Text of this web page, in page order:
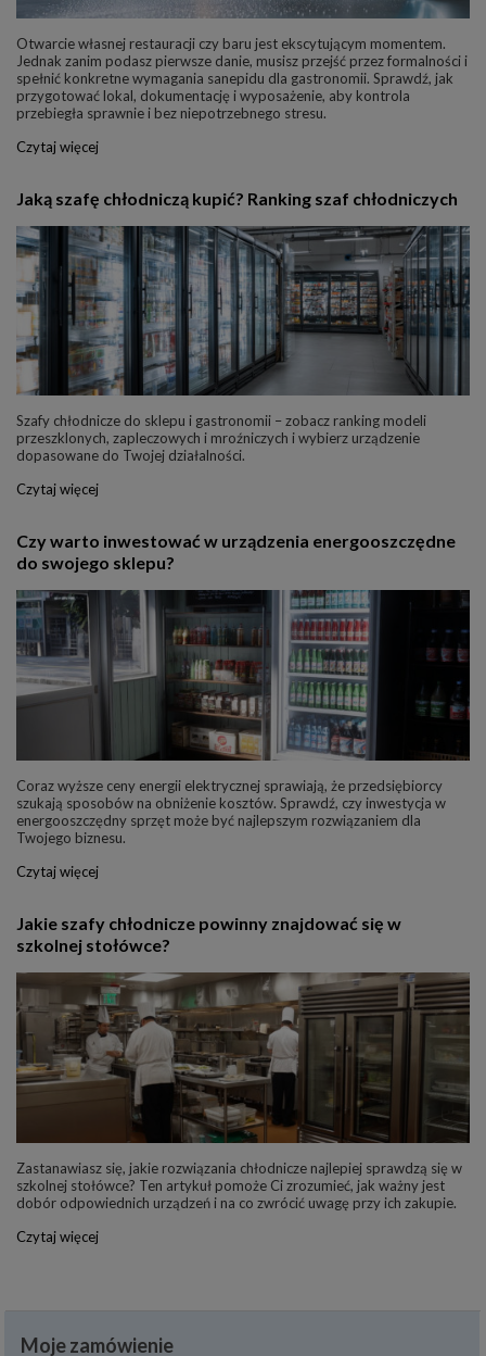
Otwarcie własnej restauracji czy baru jest ekscytującym momentem.
Jednak zanim podasz pierwsze danie, musisz przejść przez formalności i
spełnić konkretne wymagania sanepidu dla gastronomii. Sprawdź, jak
przygotować lokal, dokumentację i wyposażenie, aby kontrola
przebiegła sprawnie i bez niepotrzebnego stresu.
Czytaj więcej
Jaką szafę chłodniczą kupić? Ranking szaf chłodniczych
Szafy chłodnicze do sklepu i gastronomii – zobacz ranking modeli
przeszklonych, zapleczowych i mroźniczych i wybierz urządzenie
dopasowane do Twojej działalności.
Czytaj więcej
Czy warto inwestować w urządzenia energooszczędne
do swojego sklepu?
Coraz wyższe ceny energii elektrycznej sprawiają, że przedsiębiorcy
szukają sposobów na obniżenie kosztów. Sprawdź, czy inwestycja w
energooszczędny sprzęt może być najlepszym rozwiązaniem dla
Twojego biznesu.
Czytaj więcej
Jakie szafy chłodnicze powinny znajdować się w
szkolnej stołówce?
Zastanawiasz się, jakie rozwiązania chłodnicze najlepiej sprawdzą się w
szkolnej stołówce? Ten artykuł pomoże Ci zrozumieć, jak ważny jest
dobór odpowiednich urządzeń i na co zwrócić uwagę przy ich zakupie.
Czytaj więcej
Moje zamówienie